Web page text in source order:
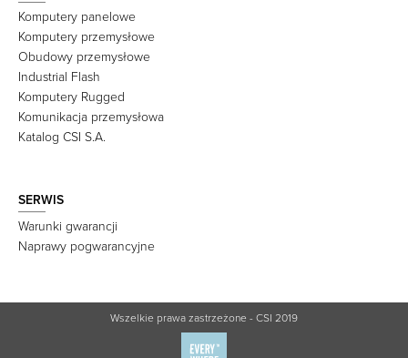
Komputery panelowe
Komputery przemysłowe
Obudowy przemysłowe
Industrial Flash
Komputery Rugged
Komunikacja przemysłowa
Katalog CSI S.A.
SERWIS
Warunki gwarancji
Naprawy pogwarancyjne
Wszelkie prawa zastrzeżone - CSI 2019